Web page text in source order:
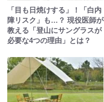
「目も日焼けする」！「白内
障リスク」も…？ 現役医師が
教える「登山にサングラスが
必要な4つの理由」とは？